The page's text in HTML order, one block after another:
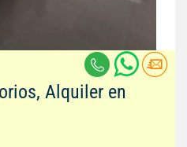
Alquiler en